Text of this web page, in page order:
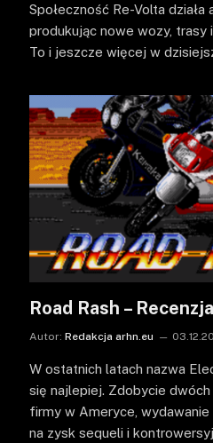
Społeczność Re-Volta
produkując nowe wozy,
To i jeszcze więcej w
Road Rash – Recenzja
Autor: Redakcja arhn.eu
W ostatnich latach nazwa
się najlepiej. Zdobycie
firmy w Ameryce,
na zysk sequeli i